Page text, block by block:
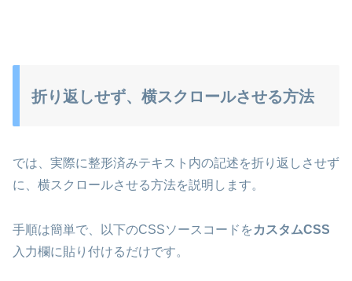
折り返しせず、横スクロールさせる方法
では、実際に整形済みテキスト内の記述を折り返しさせず
に、横スクロールさせる方法を説明します。
手順は簡単で、以下のCSSソースコードを カスタムCSS
入力欄に貼り付けるだけです。